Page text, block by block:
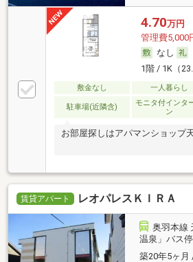
4.70万円
管理費5,000
なし
1階 / 1K（
敷金なし 一人暮らし
駐車場(近隣含)
モニタ付インタ
ン
お部屋探しはアパマンショップ
賃貸アパート レオパレスＫＩＲＡ
奥羽本線
温泉」バス
築20年5ヶ月